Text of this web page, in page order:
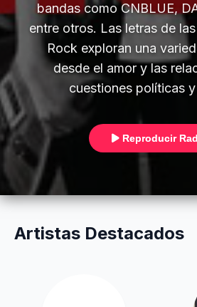
bandas como CNBLUE,
entre otros. Las letras de
Rock exploran una
desde el amor y las
cuestiones políticas
Reproducir
Artistas Destacados